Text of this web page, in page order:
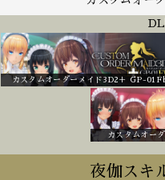
DL
カスタムオーダーメイド3D2＋ GP-
カスタムオー
夜伽スキ